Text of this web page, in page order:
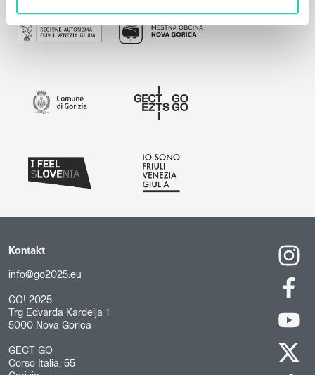
Kontakt
info@go2025.eu
GO! 2025
Trg Edvarda Kardelja 1
5000 Nova Gorica
GECT GO
Corso Italia, 55